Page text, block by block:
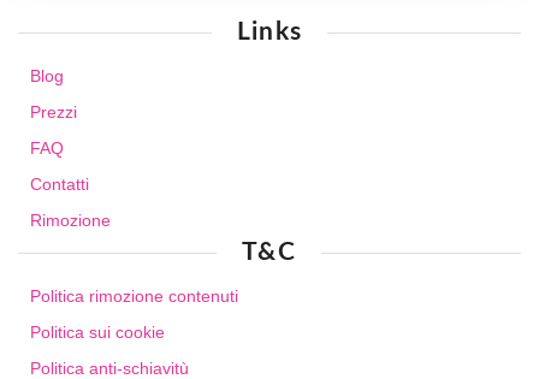
Links
Blog
Prezzi
FAQ
Contatti
Rimozione
T&C
Politica rimozione contenuti
Politica sui cookie
Politica anti-schiavitù